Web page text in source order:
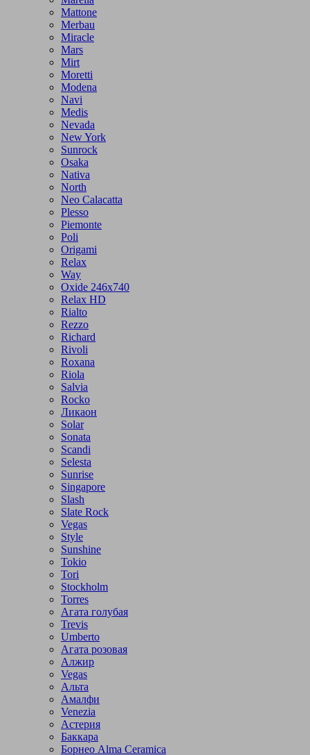
Mattone
Merbau
Miracle
Mars
Mirt
Moretti
Modena
Navi
Medis
Nevada
New York
Sunrock
Osaka
Nativa
North
Neo Calacatta
Plesso
Piemonte
Poli
Origami
Relax
Way
Oxide 246x740
Relax HD
Rialto
Rezzo
Richard
Rivoli
Roxana
Riola
Salvia
Rocko
Ликаон
Solar
Sonata
Scandi
Selesta
Sunrise
Singapore
Slash
Slate Rock
Vegas
Style
Sunshine
Tokio
Tori
Stockholm
Torres
Агата голубая
Trevis
Umberto
Агата розовая
Алжир
Vegas
Альта
Амалфи
Venezia
Астерия
Баккара
Борнео Alma Ceramica